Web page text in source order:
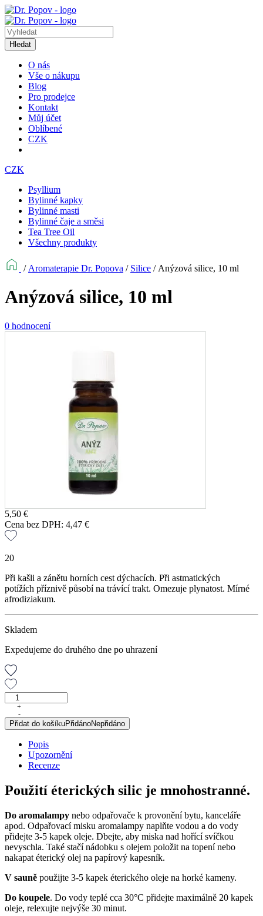
Hledat
O nás
Vše o nákupu
Blog
Pro prodejce
Kontakt
Můj účet
Oblíbené
CZK
CZK
Psyllium
Bylinné kapky
Bylinné masti
Bylinné čaje a směsi
Tea Tree Oil
Všechny produkty
/ Aromaterapie Dr. Popova / Silice / Anýzová silice, 10 ml
Anýzová silice, 10 ml
0 hodnocení
5,50 €
Cena bez DPH: 4,47 €
20
Při kašli a zánětu horních cest dýchacích. Při astmatických
potížích příznivě působí na trávící trakt. Omezuje plynatost. Mírné
afrodiziakum.
Skladem
Expedujeme do druhého dne po uhrazení
Anýzová
silice,
10
ml
množství
+
-
Přidat do košíkuPřidánoNepřidáno
Popis
Upozornění
Recenze
Použití éterických silic je mnohostranné.
Do aromalampy nebo odpařovače k provonění bytu, kanceláře
apod. Odpařovací misku aromalampy naplňte vodou a do vody
přidejte 3-5 kapek oleje. Dbejte, aby miska nad hořící svíčkou
nevyschla. Také stačí nádobku s olejem položit na topení nebo
nakapat éterický olej na papírový kapesník.
V sauně použijte 3-5 kapek éterického oleje na horké kameny.
Do koupele. Do vody teplé cca 30°C přidejte maximálně 20 kapek
oleje, relexujte nejvýše 30 minut.